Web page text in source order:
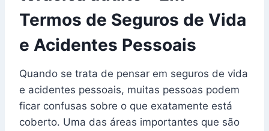
Termos de Seguros de Vida
e Acidentes Pessoais
Quando se trata de pensar em seguros de vida
e acidentes pessoais, muitas pessoas podem
ficar confusas sobre o que exatamente está
coberto. Uma das áreas importantes que são